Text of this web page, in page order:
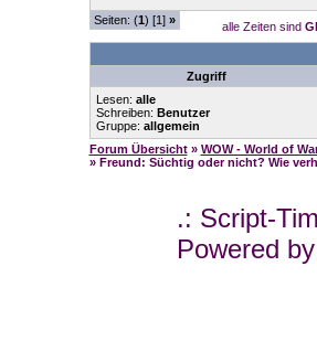
Seiten: (1) [1] » alle Zeiten sind
Zugriff
Lesen: alle
Schreiben: Benutzer
Gruppe: allgemein
Forum Übersicht » WOW - World of
» Freund: Süchtig oder nicht? Wie
.: Script-
Powered by